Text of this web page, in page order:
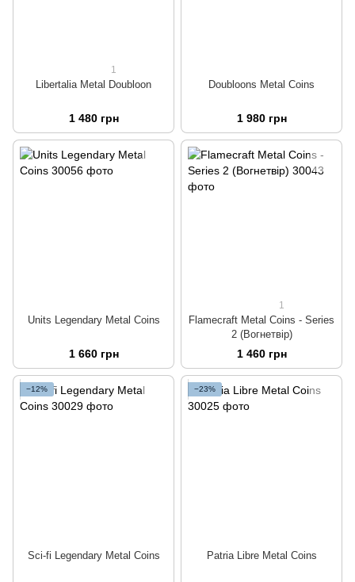
1
Libertalia Metal Doubloon
1 480 грн
Doubloons Metal Coins
1 980 грн
Units Legendary Metal Coins
1 660 грн
1
Flamecraft Metal Coins - Series
2 (Вогнетвір)
1 460 грн
−12%
Sci-fi Legendary Metal Coins
−23%
Patria Libre Metal Coins